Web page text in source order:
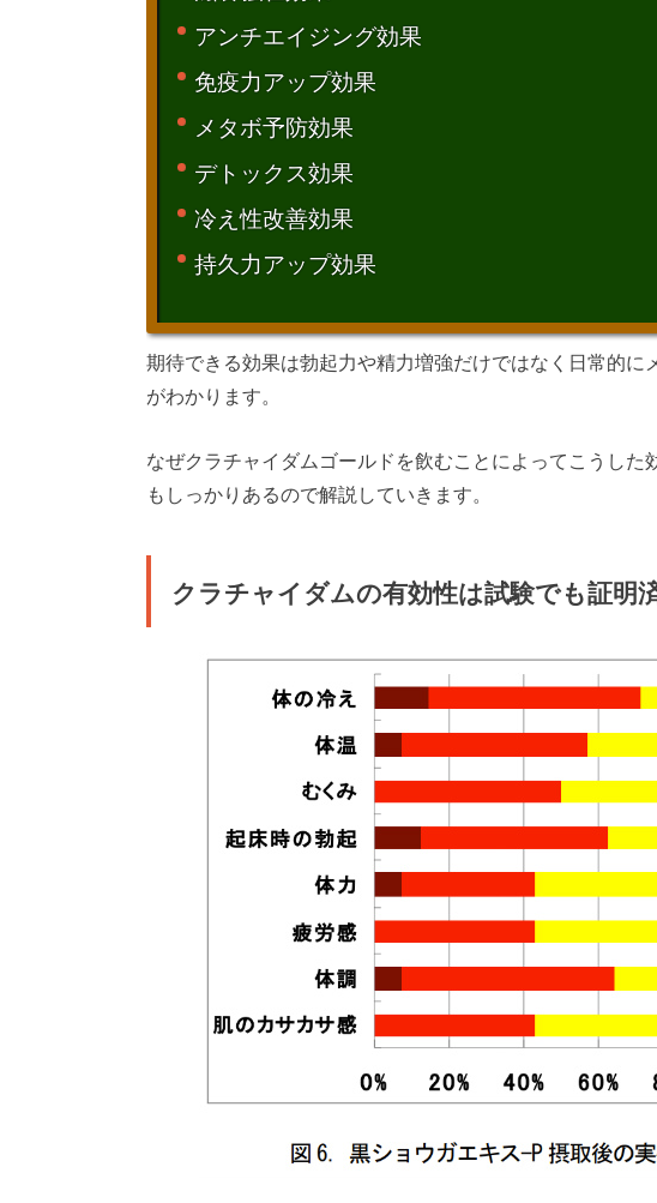
アンチエイジング効果
免疫力アップ効果
メタボ予防効果
デトックス効果
冷え性改善効果
持久力アップ効果
期待できる効果は勃起力や精力増強だけではなく日常的に
がわかります。
なぜクラチャイダムゴールドを飲むことによってこうし
もしっかりあるので解説していきます。
クラチャイダムの有効性は試験でも証明